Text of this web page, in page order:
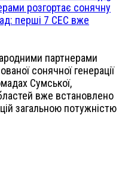
розгортає сонячну
перші 7 СЕС вже
партнерами
сонячної генерації
Сумської,
вже встановлено
загальною потужністю